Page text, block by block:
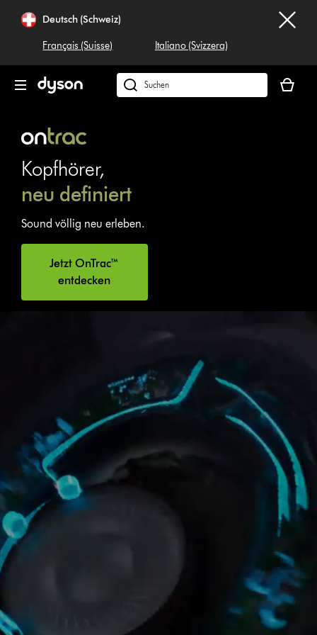
überspringenDeutsch (Schweiz)
Français (Suisse) Italiano (Svizzera)
Dyson.ch
öffnen
Kopfhörer,
neu definiert
Sound völlig neu erleben.
Jetzt OnTrac™
entdecken